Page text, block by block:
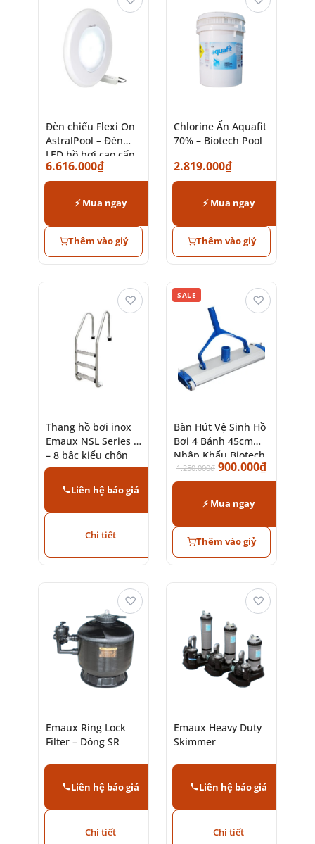
Đèn chiếu Flexi On
AstralPool – Đèn
LED hồ bơi cao cấp
chính hãng
6.616.000₫
⚡ Mua ngay
Thêm vào giỷ
Chlorine Ấn Aquafit
70% – Biotech Pool
2.819.000₫
⚡ Mua ngay
Thêm vào giỷ
Thang hồ bơi inox
Emaux NSL Series 2
– 8 bậc kiểu chôn
neo
Liên hệ báo giá
Chi tiết
♡ SALE
Bàn Hút Vệ Sinh Hồ
Bơi 4 Bánh 45cm
Nhập Khẩu Biotech
Pool
1.250.000₫ 900.000₫
⚡ Mua ngay
Thêm vào giỷ
♡
Emaux Ring Lock
Filter – Dòng SR
Liên hệ báo giá
Chi tiết
♡
Emaux Heavy Duty
Skimmer
Liên hệ báo giá
Chi tiết
♡